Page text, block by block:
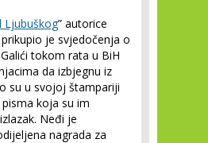
Ljubuškog” autorice
je svjedočenja o
tokom rata u BiH
da izbjegnu iz
su u svojoj štampariji
koja su im
Neđi je
nagrada za